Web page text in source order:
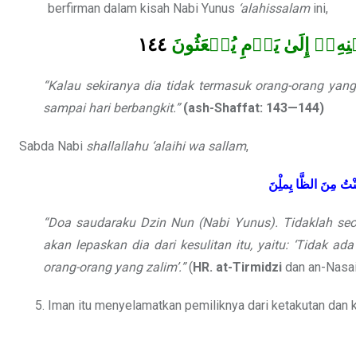
berfirman dalam kisah Nabi Yunus ‘alahissalamini,
إِلَىٰ يَوۡمِ يُبۡعَثُونَ
“Kalau sekiranya dia tidak termasuk orang-orang
sampai hari berbangkit.”(ash-Shaffat: 143—144)
Sabda Nabi shallallahu ‘alaihi wa sallam,
مِنَ الظَّا يِملِْنَ
“Doa saudaraku Dzin Nun (Nabi Yunus). Tidaklah
akan lepaskan dia dari kesulitan itu, yaitu: ‘Tidak
orang-orang yang zalim’.”( HR. at-Tirmidzi dan an-
Iman itu menyelamatkan pemiliknya dari ketakutan dan